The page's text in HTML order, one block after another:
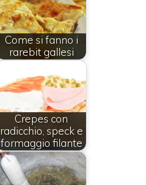
Come si fanno i
rarebit gallesi
Crepes con
radicchio, speck e
formaggio filante